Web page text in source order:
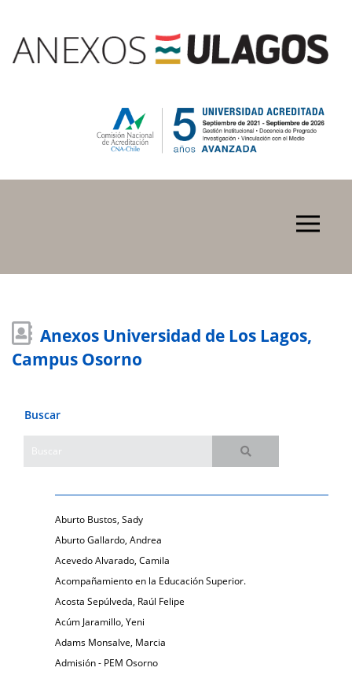
Anexos Universidad de Los Lagos,
Campus Osorno
Buscar
Aburto Bustos, Sady
Aburto Gallardo, Andrea
Acevedo Alvarado, Camila
Acompañamiento en la Educación Superior.
Acosta Sepúlveda, Raúl Felipe
Acúm Jaramillo, Yeni
Adams Monsalve, Marcia
Admisión - PEM Osorno